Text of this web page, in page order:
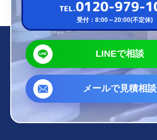
TEL.0120-979-
受付：8:00～20:00(不定休)
LINEで相談
メールで見積相談